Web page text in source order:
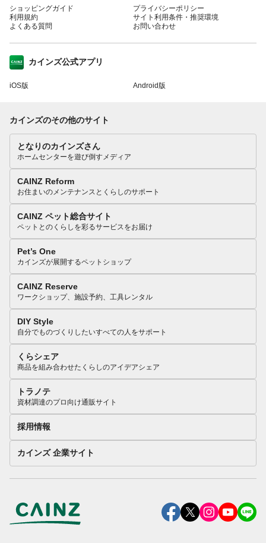
ショッピングガイド
利用規約
よくある質問
プライバシーポリシー
サイト利用条件・推奨環境
お問い合わせ
カインズ公式アプリ
iOS版 Android版
カインズのその他のサイト
となりのカインズさん
ホームセンターを遊び倒すメディア
CAINZ Reform
お住まいのメンテナンスとくらしのサポート
CAINZ ペット総合サイト
ペットとのくらしを彩るサービスをお届け
Pet’s One
カインズが展開するペットショップ
CAINZ Reserve
ワークショップ、施設予約、工具レンタル
DIY Style
自分でものづくりしたいすべての人をサポート
くらシェア
商品を組み合わせたくらしのアイデアシェア
トラノテ
資材調達のプロ向け通販サイト
採用情報
カインズ 企業サイト